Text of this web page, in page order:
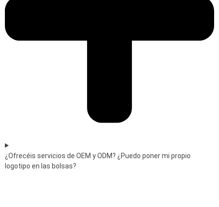
¿Ofrecéis servicios de OEM y ODM? ¿Puedo poner mi propio
logotipo en las bolsas?